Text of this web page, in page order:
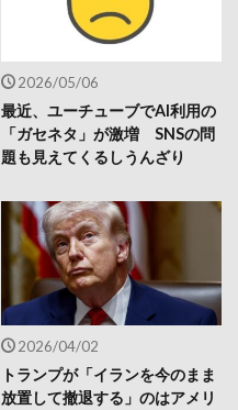
2026/05/06
最近、ユーチューブでAI利用の
「ガセネタ」が激増 SNSの問
題も見えてくるしうんざり
2026/04/02
トランプが「イランを今のまま
放置して撤退する」のはアメリ